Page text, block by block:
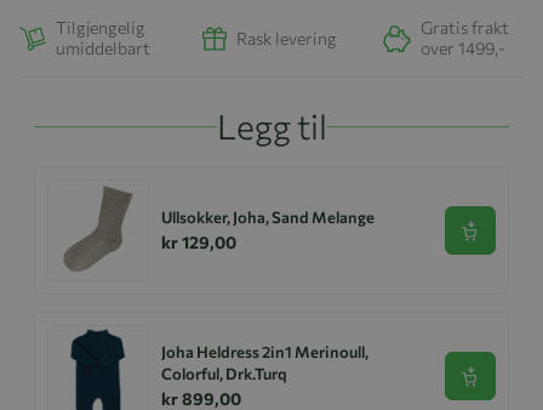
Tilgjengelig
umiddelbart
Rask levering
Gratis frakt
over 1499,-
Legg til
Ullsokker, Joha, Sand Melange
kr 129,00 Se
Joha Heldress 2in1 Merinoull,
Colorful, Drk.Turq
kr 899,00
Se